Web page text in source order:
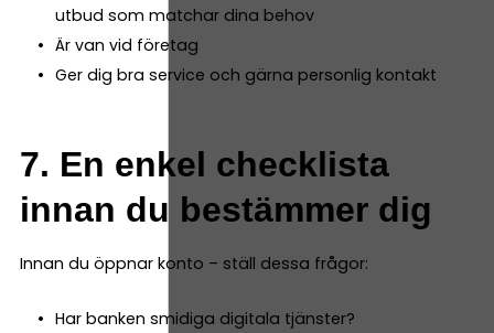
utbud som matchar dina behov
Är van vid företag
Ger dig bra service och gärna personlig kontakt
7. En enkel checklista
innan du bestämmer dig
Innan du öppnar konto – ställ dessa frågor:
Har banken smidiga digitala tjänster?